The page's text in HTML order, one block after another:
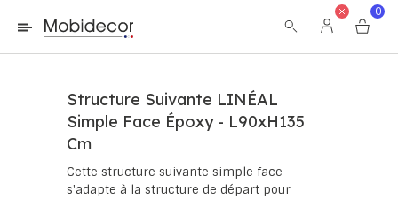
La boutique ne fonctionnera pas correctement dans le cas où
les cookies sont désactivés.
0
Structure Suivante LINÉAL
Simple Face Époxy - L90xH135
Cm
Cette structure suivante simple face
s'adapte à la structure de départ pour